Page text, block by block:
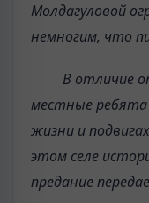
Молдагуловой
немногим, что
В отличие от
местные
жизни и
этом селе
предание